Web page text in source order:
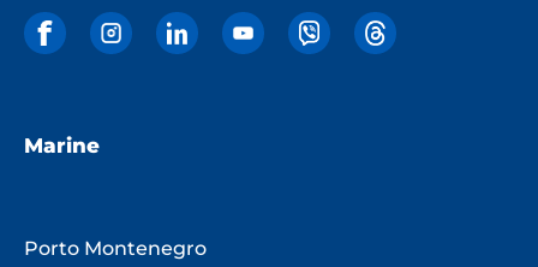
Marine
Porto Montenegro